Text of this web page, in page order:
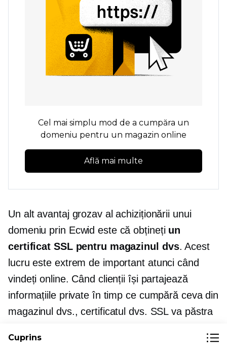
Cel mai simplu mod de a cumpăra un
domeniu pentru un magazin online
Află mai multe
Un alt avantaj grozav al achiziționării unui
domeniu prin Ecwid este că obțineți un
certificat SSL pentru magazinul dvs. Acest
lucru este extrem de important atunci când
vindeți online. Când clienții își partajează
informațiile private în timp ce cumpără ceva din
magazinul dvs., certificatul dvs. SSL va păstra
hoți de date.
Cuprins